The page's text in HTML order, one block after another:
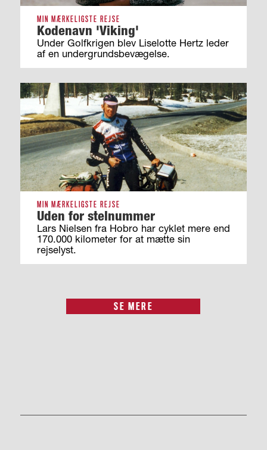
MIN MÆRKELIGSTE REJSE
Kodenavn 'Viking'
Under Golfkrigen blev Liselotte Hertz leder
af en undergrundsbevægelse.
MIN MÆRKELIGSTE REJSE
Uden for stelnummer
Lars Nielsen fra Hobro har cyklet mere end
170.000 kilometer for at mætte sin
rejselyst.
SE MERE